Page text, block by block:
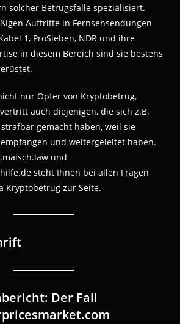
solcher Betrugsfälle spezialisiert.
Auftritte in Fernsehsendungen
1, ProSieben, NDR und ihre
in diesem Bereich sind sie bestens
nur Opfer von Kryptobetrug,
auch diejenigen, die sich z.B.
gemacht haben, weil sie
und weitergeleitet haben.
und
steht Ihnen bei allen Fragen
Kryptobetrug zur Seite.
Der Fall